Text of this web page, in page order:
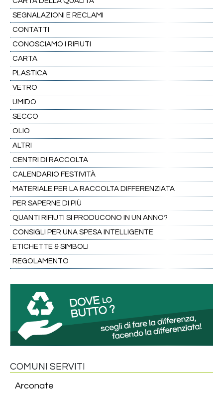
SEGNALAZIONI E RECLAMI
CONTATTI
CONOSCIAMO I RIFIUTI
CARTA
PLASTICA
VETRO
UMIDO
SECCO
OLIO
ALTRI
CENTRI DI RACCOLTA
CALENDARIO FESTIVITÀ
MATERIALE PER LA RACCOLTA DIFFERENZIATA
PER SAPERNE DI PIÙ
QUANTI RIFIUTI SI PRODUCONO IN UN ANNO?
CONSIGLI PER UNA SPESA INTELLIGENTE
ETICHETTE & SIMBOLI
REGOLAMENTO
COMUNI SERVITI
Arconate